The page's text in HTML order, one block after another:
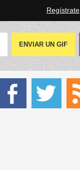
Regístrate
ENVIAR UN GIF